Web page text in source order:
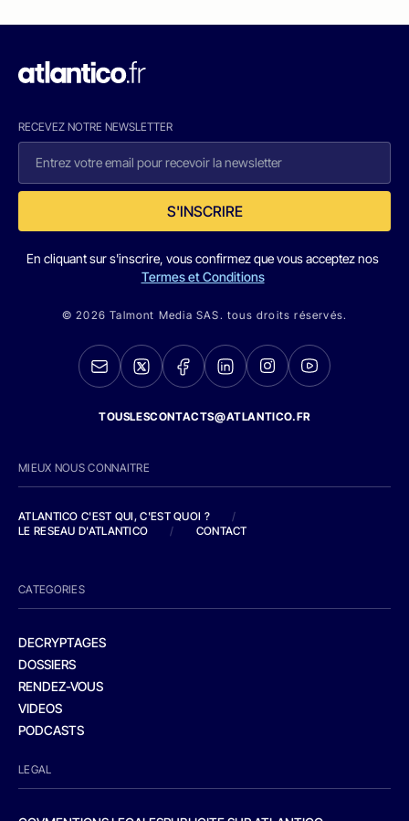
RECEVEZ NOTRE NEWSLETTER
S'INSCRIRE
En cliquant sur s'inscrire, vous confirmez que vous acceptez nos
Termes et Conditions
© 2026 Talmont Media SAS. tous droits réservés.
TOUSLESCONTACTS@ATLANTICO.FR
MIEUX NOUS CONNAITRE
ATLANTICO C'EST QUI, C'EST QUOI ?
/
LE RESEAU D'ATLANTICO
/ CONTACT
CATEGORIES
DECRYPTAGES
DOSSIERS
RENDEZ-VOUS
VIDEOS
PODCASTS
LEGAL